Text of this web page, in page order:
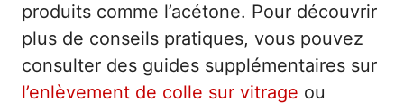
produits comme l’acétone. Pour découvrir
plus de conseils pratiques, vous pouvez
consulter des guides supplémentaires sur
l’enlèvement de colle sur vitrage ou